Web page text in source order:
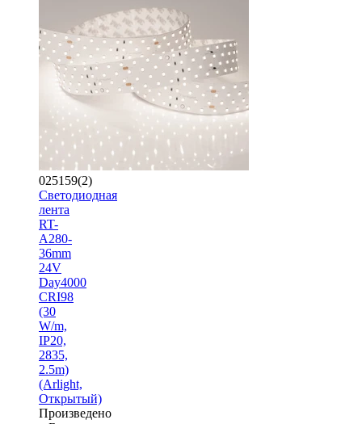
025159(2)
Светодиодная
лента
RT-
A280-
36mm
24V
Day4000
CRI98
(30
W/m,
IP20,
2835,
2.5m)
(Arlight,
Открытый)
Произведено